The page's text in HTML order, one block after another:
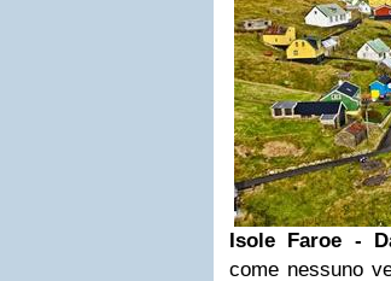
Isole Faroe -
come nessuno